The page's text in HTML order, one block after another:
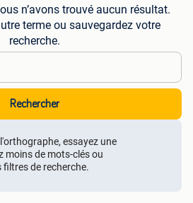
n’avons trouvé aucun résultat.
terme ou sauvegardez votre
recherche.
Rechercher
essayez une
moins de mots-clés ou
filtres de recherche.